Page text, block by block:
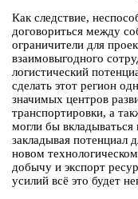
Как следствие,
договориться между
ограничители для
взаимовыгодного
логистический
сделать этот регион
значимых центров
транспортировки, а
могли бы вкладываться
закладывая потенциал
новом
добычу и экспорт
усилий всё это будет